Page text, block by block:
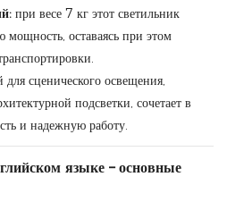
при весе 7 кг этот светильник
мощность, оставаясь при этом
сценического освещения,
подсветки, сочетает в
и надежную работу.
языке – основные